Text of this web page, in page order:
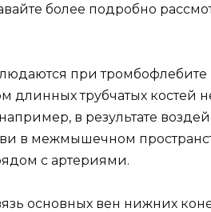
более подробно
при тромбофлебите
длинных трубчатых костей
в результате
в межмышечном
с артериями.
основных вен нижних